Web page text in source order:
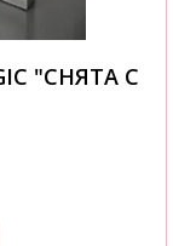
"СНЯТА С